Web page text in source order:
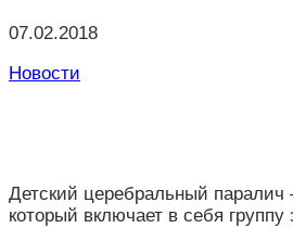
07.02.2018
Новости
Детский церебральный паралич
который включает в себя группу